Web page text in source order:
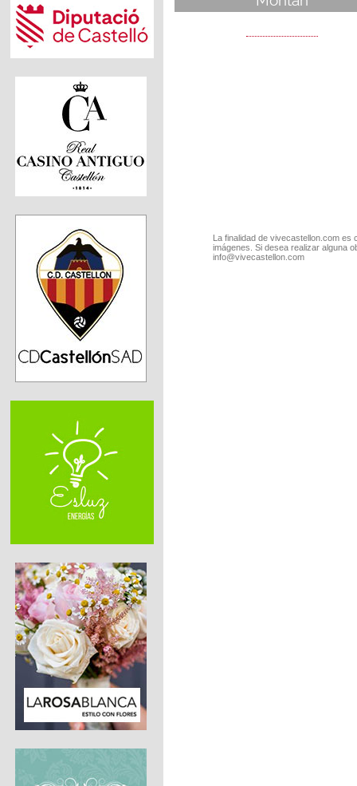
La finalidad de vivecastellon.com
imágenes. Si desea realizar alguna
info@vivecastellon.com